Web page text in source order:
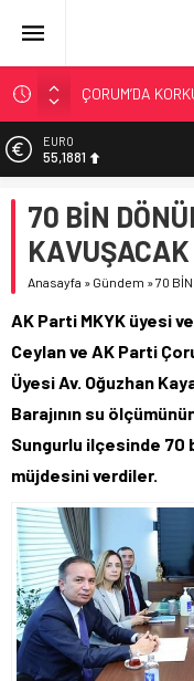
ÇORUM’DA
ASLAN,
SIR PERDESİ
ÇATIDAN DÜŞTÜ!
EURO
55,1881
6.660,55
BİST
13.779,39
47,7111
70 BİN
KAVUŞACAK
Anasayfa » Gündem »70 BİN
AK Parti MKYK üyesi
Ceylan ve AK Parti
Üyesi Av. Oğuzhan
Barajının su
Sungurlu ilçesinde 70
müjdesini verdiler.